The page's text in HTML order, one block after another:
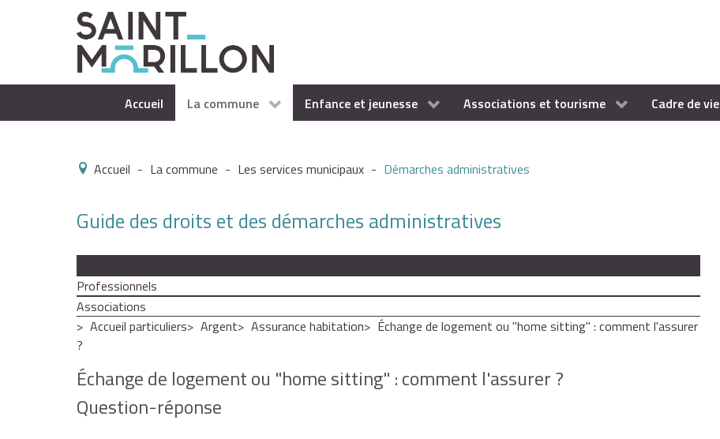
Accueil La commune Enfance et jeunesse Associations et tourisme Cadre de vie
Accueil - La commune - Les services municipaux - Démarches administratives
Guide des droits et des démarches administratives
Professionnels
Associations
Accueil particuliers
Argent Assurance habitation
Échange de logement ou "home sitting" : comment l'assurer
?
Échange de logement ou "home sitting" : comment l'assurer ?
Question-réponse